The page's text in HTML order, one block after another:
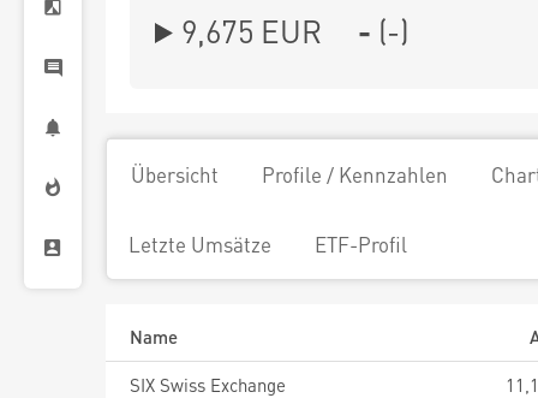
9,675 EUR - (-)
Übersicht Profile / Kennzahlen
Letzte Umsätze ETF-Profil
Name
SIX Swiss Exchange